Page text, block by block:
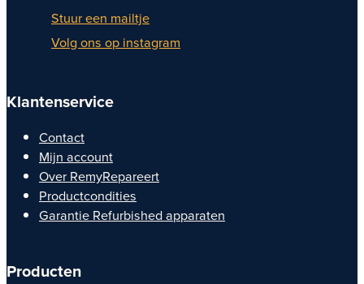
Stuur een mailtje
Volg ons op instagram
Klantenservice
Contact
Mijn account
Over RemyRepareert
Productcondities
Garantie Refurbished apparaten
Producten